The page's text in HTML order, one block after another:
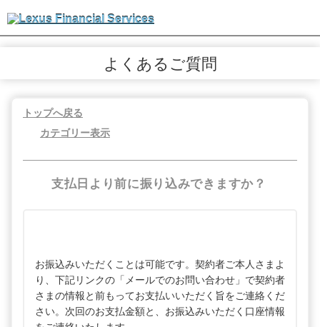
よくあるご質問
トップへ戻る
カテゴリー表示
支払日より前に振り込みできますか？
お振込みいただくことは可能です。契約者ご本人さまよ
り、下記リンクの「メールでのお問い合わせ」で契約者
さまの情報と前もってお支払いいただく旨をご連絡くだ
さい。次回のお支払金額と、お振込みいただく口座情報